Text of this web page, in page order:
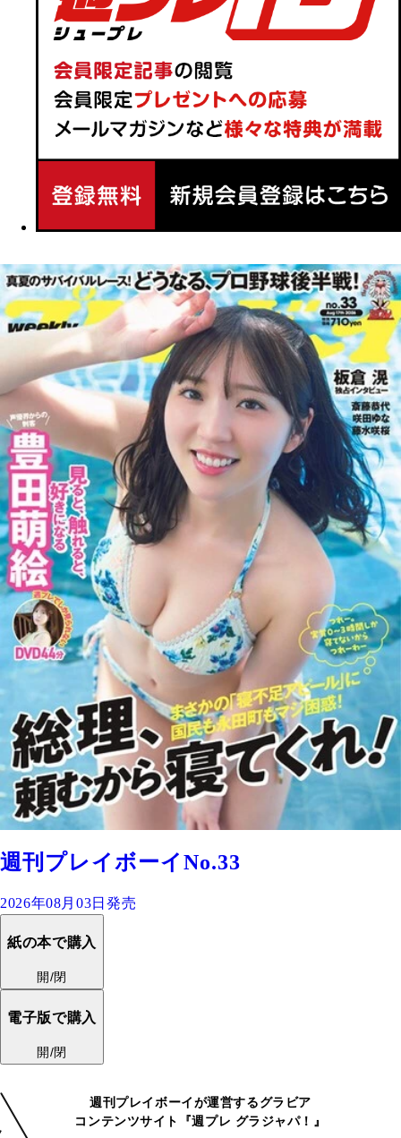
週刊プレイボーイNo.33
2026年08月03日発売
紙の本で購入
開/閉
電子版で購入
開/閉
週刊プレイボーイが運営するグラビア
コンテンツサイト『週プレ グラジャパ！』